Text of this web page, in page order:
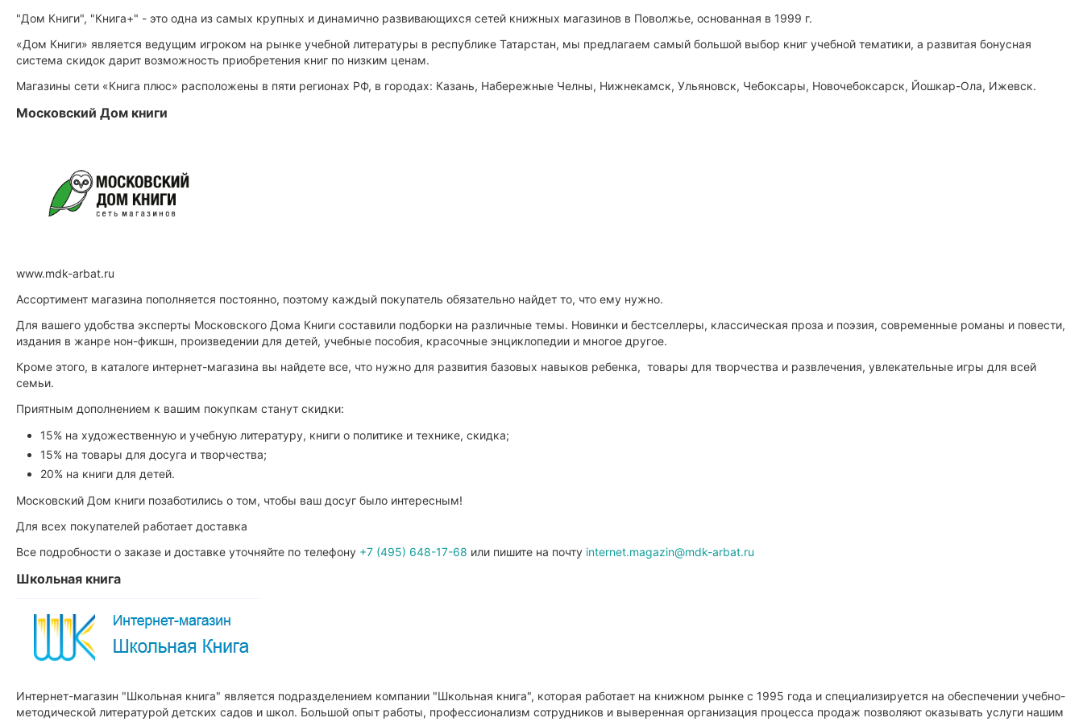
"Дом Книги", "Книга+" - это одна из самых крупных и динамично развивающихся сетей книжных магазинов в Поволжье, основанная в 1999 г.
«Дом Книги» является ведущим игроком на рынке учебной литературы в республике Татарстан, мы предлагаем самый большой выбор книг учебной тематики, а развитая бонусная
система скидок дарит возможность приобретения книг по низким ценам.
Магазины сети «Книга плюс» расположены в пяти регионах РФ, в городах: Казань, Набережные Челны, Нижнекамск, Ульяновск, Чебоксары, Новочебоксарск, Йошкар-Ола, Ижевск.
Московский Дом книги
www.mdk-arbat.ru
Ассортимент магазина пополняется постоянно, поэтому каждый покупатель обязательно найдет то, что ему нужно.
Для вашего удобства эксперты Московского Дома Книги составили подборки на различные темы. Новинки и бестселлеры, классическая проза и поэзия, современные романы и повести,
издания в жанре нон-фикшн, произведении для детей, учебные пособия, красочные энциклопедии и многое другое.
Кроме этого, в каталоге интернет-магазина вы найдете все, что нужно для развития базовых навыков ребенка, товары для творчества и развлечения, увлекательные игры для всей
семьи.
Приятным дополнением к вашим покупкам станут скидки:
15% на художественную и учебную литературу, книги о политике и технике, скидка;
15% на товары для досуга и творчества;
20% на книги для детей.
Московский Дом книги позаботились о том, чтобы ваш досуг было интересным!
Для всех покупателей работает доставка
Все подробности о заказе и доставке уточняйте по телефону +7 (495) 648-17-68 или пишите на почту internet.magazin@mdk-arbat.ru
Школьная книга
Интернет-магазин "Школьная книга" является подразделением компании "Школьная книга", которая работает на книжном рынке с 1995 года и специализируется на обеспечении учебно-
методической литературой детских садов и школ. Большой опыт работы, профессионализм сотрудников и выверенная организация процесса продаж позволяют оказывать услуги нашим